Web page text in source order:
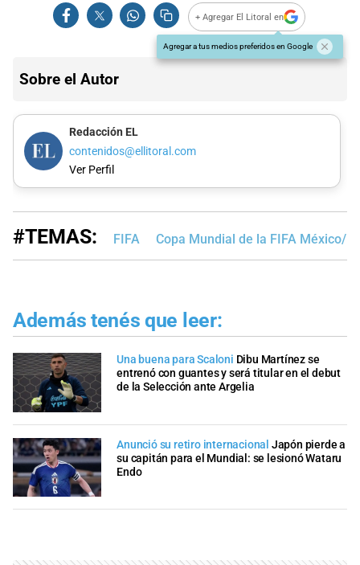
+ Agregar El Litoral en
Agregar a tus medios preferidos en Google
Sobre el Autor
Redacción EL
contenidos@ellitoral.com
Ver Perfil
#TEMAS: FIFA Copa Mundial de la FIFA México/
Además tenés que leer:
Una buena para Scaloni Dibu Martínez se
entrenó con guantes y será titular en el debut
de la Selección ante Argelia
Anunció su retiro internacional Japón pierde a
su capitán para el Mundial: se lesionó Wataru
Endo